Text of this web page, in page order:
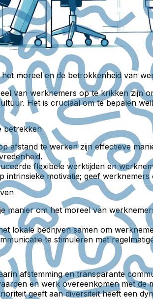
moreel en de betrokkenheid van
van werknemers op te krikken zijn
Het is cruciaal om te bepalen
betrekken
afstand te werken zijn effectieve
flexibele werktijden en
intrinsieke motivatie; geef
manier om het moreel van
lokale bedrijven samen om
te stimuleren met
afstemming en transparante
en werk overeenkomen met de
geeft aan diversiteit heeft een